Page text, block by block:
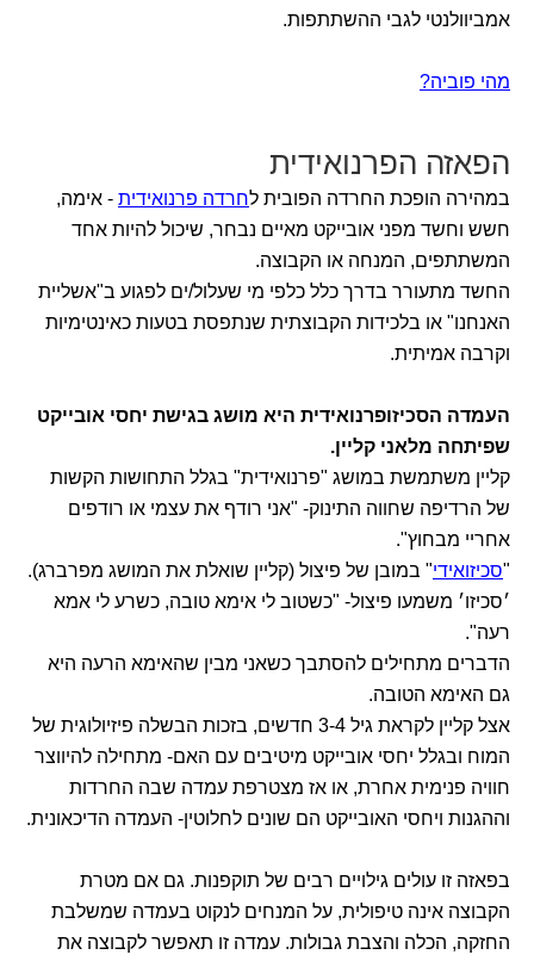
אמביוולנטי לגבי ההשתתפות.
מהי פוביה?
הפאזה הפרנואידית
במהירה הופכת החרדה הפובית לחרדה פרנואידית - אימה,
חשש וחשד מפני אובייקט מאיים נבחר, שיכול להיות אחד
המשתתפים, המנחה או הקבוצה.
החשד מתעורר בדרך כלל כלפי מי שעלול/ים לפגוע ב"אשליית
האנחנו" או בלכידות הקבוצתית שנתפסת בטעות כאינטימיות
וקרבה אמיתית.
העמדה הסכיזופרנואידית היא מושג בגישת יחסי אובייקט
שפיתחה מלאני קליין.
קליין משתמשת במושג "פרנואידית" בגלל התחושות הקשות
של הרדיפה שחווה התינוק- "אני רודף את עצמי או רודפים
אחריי מבחוץ".
"סכיזואידי" במובן של פיצול (קליין שואלת את המושג מפרברג).
׳סכיזו׳ משמעו פיצול- "כשטוב לי אימא טובה, כשרע לי אמא
רעה".
הדברים מתחילים להסתבך כשאני מבין שהאימא הרעה היא
גם האימא הטובה.
אצל קליין לקראת גיל 3-4 חדשים, בזכות הבשלה פיזיולוגית של
המוח ובגלל יחסי אובייקט מיטיבים עם האם- מתחילה להיווצר
חוויה פנימית אחרת, או אז מצטרפת עמדה שבה החרדות
וההגנות ויחסי האובייקט הם שונים לחלוטין- העמדה הדיכאונית.
בפאזה זו עולים גילויים רבים של תוקפנות. גם אם מטרת
הקבוצה אינה טיפולית, על המנחים לנקוט בעמדה שמשלבת
החזקה, הכלה והצבת גבולות. עמדה זו תאפשר לקבוצה את